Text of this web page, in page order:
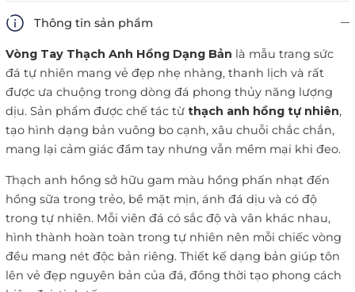
Thông tin sản phẩm
Vòng Tay Thạch Anh Hồng Dạng Bản là mẫu trang sức
đá tự nhiên mang vẻ đẹp nhẹ nhàng, thanh lịch và rất
được ưa chuộng trong dòng đá phong thủy năng lượng
dịu. Sản phẩm được chế tác từ thạch anh hồng tự nhiên,
tạo hình dạng bản vuông bo cạnh, xâu chuỗi chắc chắn,
mang lại cảm giác đầm tay nhưng vẫn mềm mại khi đeo.
Thạch anh hồng sở hữu gam màu hồng phấn nhạt đến
hồng sữa trong trẻo, bề mặt mịn, ánh đá dịu và có độ
trong tự nhiên. Mỗi viên đá có sắc độ và vân khác nhau,
hình thành hoàn toàn trong tự nhiên nên mỗi chiếc vòng
đều mang nét độc bản riêng. Thiết kế dạng bản giúp tôn
lên vẻ đẹp nguyên bản của đá, đồng thời tạo phong cách